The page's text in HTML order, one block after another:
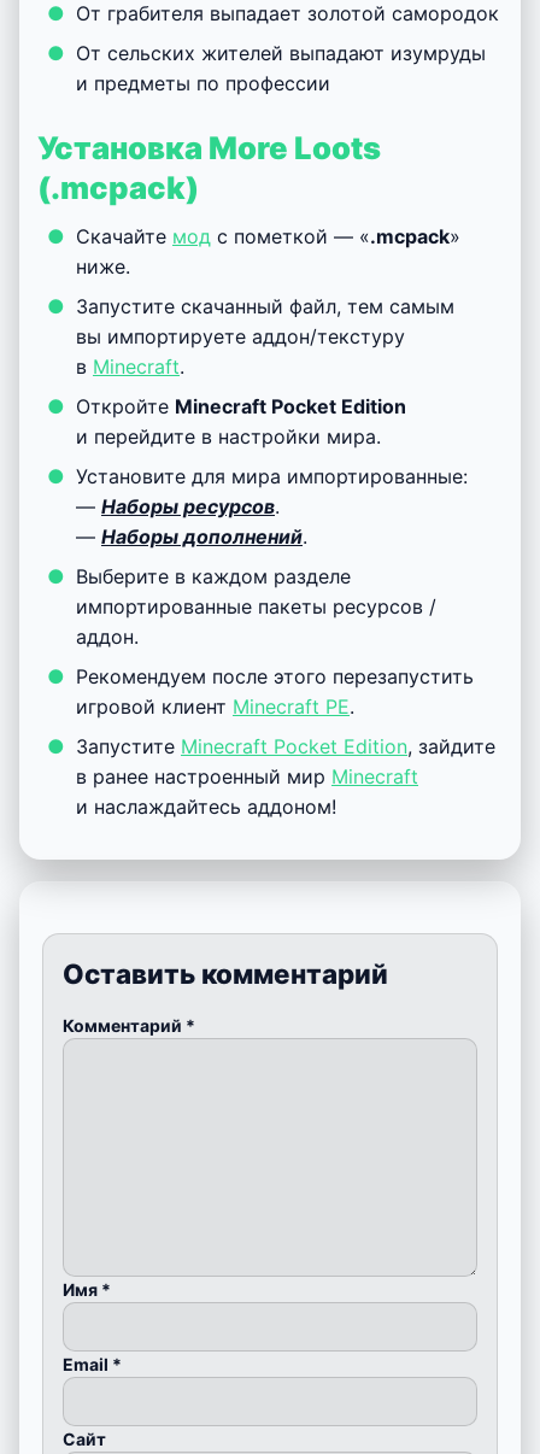
От грабителя выпадает золотой самородок
От сельских жителей выпадают изумруды
и предметы по профессии
Установка More Loots
(.mcpack)
Скачайте мод с пометкой — «.mcpack»
ниже.
Запустите скачанный файл, тем самым
вы импортируете аддон/текстуру
в Minecraft.
Откройте Minecraft Pocket Edition
и перейдите в настройки мира.
Установите для мира импортированные:
— Наборы ресурсов.
— Наборы дополнений.
Выберите в каждом разделе
импортированные пакеты ресурсов /
аддон.
Рекомендуем после этого перезапустить
игровой клиент Minecraft PE.
Запустите Minecraft Pocket Edition, зайдите
в ранее настроенный мир Minecraft
и наслаждайтесь аддоном!
Оставить комментарий
Комментарий *
Имя *
Email *
Сайт